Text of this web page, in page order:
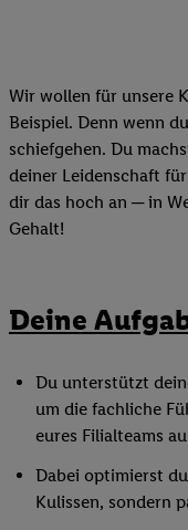
Wir wollen für unsere
Beispiel. Denn wenn
schiefgehen. Du
deiner Leidenschaft
dir das hoch an ─ in
Gehalt!
Deine
Du unterstützt
um die fachliche
eures Filialteams
Dabei optimierst
Kulissen, sondern